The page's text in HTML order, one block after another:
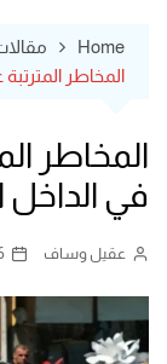
Home
المخاطر
المخاطر
في الداخل
عقيل وساف